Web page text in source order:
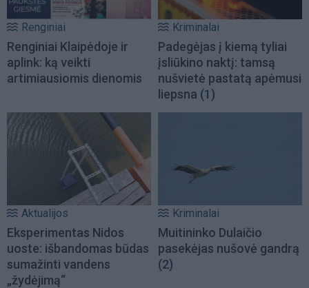
Renginiai
Renginiai Klaipėdoje ir
aplink: ką veikti
artimiausiomis dienomis
Kriminalai
Padegėjas į kiemą tyliai
įsliūkino naktį: tamsą
nušvietė pastatą apėmusi
liepsna (1)
Aktualijos
Eksperimentas Nidos
uoste: išbandomas būdas
sumažinti vandens
„žydėjimą“
Kriminalai
Muitininko Dulaičio
pasekėjas nušovė gandrą
(2)